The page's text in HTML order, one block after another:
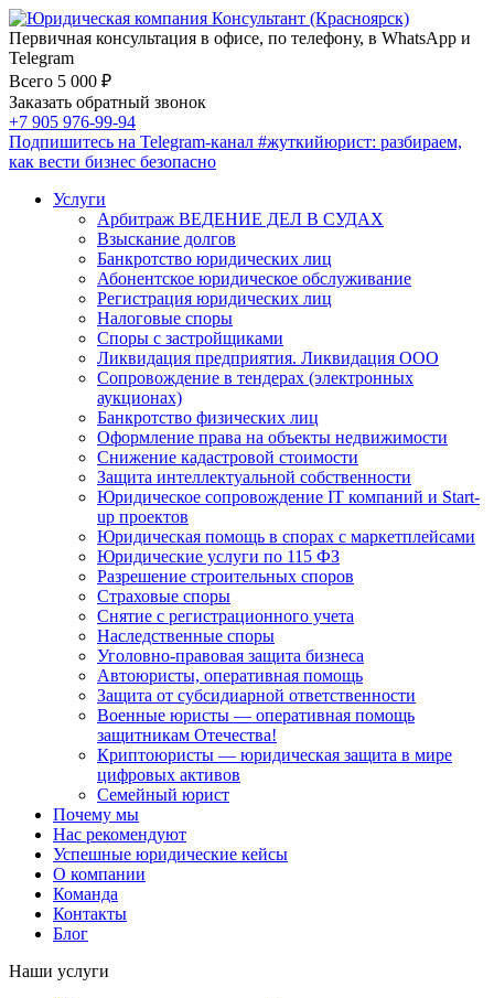
Первичная консультация в офисе, по телефону, в WhatsApp и
Telegram
Всего 5 000 ₽
Заказать обратный звонок
+7 905 976-99-94
Подпишитесь на Telegram-канал #жуткийюрист: разбираем,
как вести бизнес безопасно
Услуги
Арбитраж ВЕДЕНИЕ ДЕЛ В СУДАХ
Взыскание долгов
Банкротство юридических лиц
Абонентское юридическое обслуживание
Регистрация юридических лиц
Налоговые споры
Споры с застройщиками
Ликвидация предприятия. Ликвидация ООО
Сопровождение в тендерах (электронных
аукционах)
Банкротство физических лиц
Оформление права на объекты недвижимости
Снижение кадастровой стоимости
Защита интеллектуальной собственности
Юридическое сопровождение IT компаний и Start-
up проектов
Юридическая помощь в спорах с маркетплейсами
Юридические услуги по 115 ФЗ
Разрешение строительных споров
Страховые споры
Снятие с регистрационного учета
Наследственные споры
Уголовно-правовая защита бизнеса
Автоюристы, оперативная помощь
Защита от субсидиарной ответственности
Военные юристы — оперативная помощь
защитникам Отечества!
Криптоюристы — юридическая защита в мире
цифровых активов
Семейный юрист
Почему мы
Нас рекомендуют
Успешные юридические кейсы
О компании
Команда
Контакты
Блог
Наши услуги